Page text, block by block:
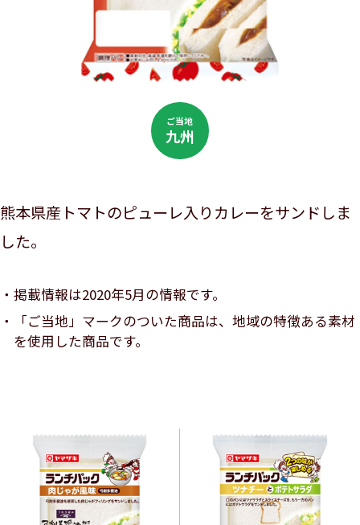
ご当地
九州
熊本県産トマトのピューレ入りカレーをサンドしま
した。
掲載情報は2020年5月の情報です。
「ご当地」マークのついた商品は、地域の特徴ある素材
を使用した商品です。